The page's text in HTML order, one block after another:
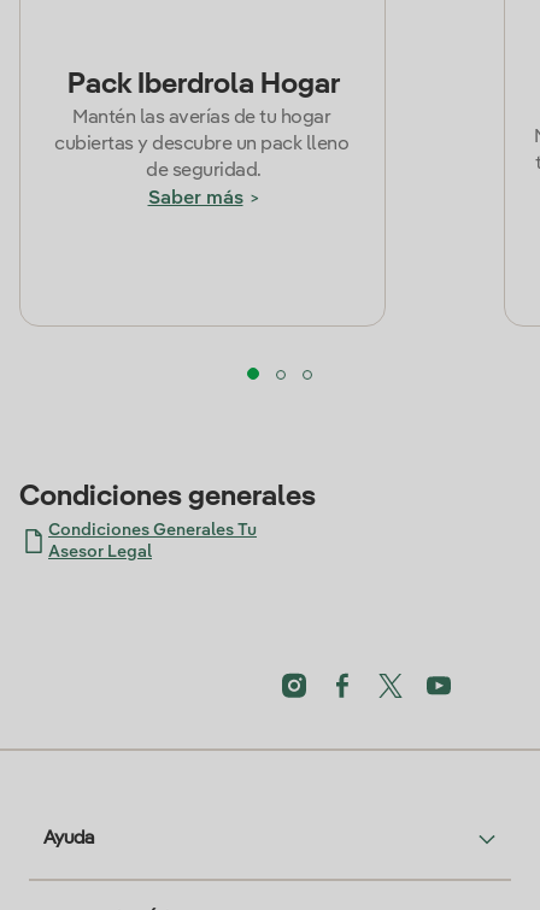
Pack Iberdrola Hogar
Mantén las averías de tu hogar
cubiertas y descubre un pack lleno
de seguridad.
Saber más>
Condiciones generales
Condiciones Generales Tu
Asesor Legal
Ayuda